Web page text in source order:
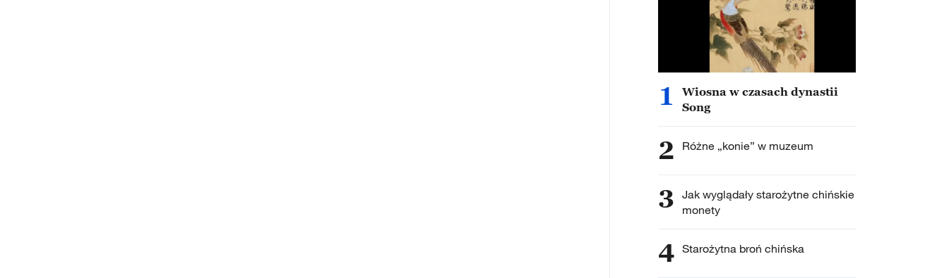
1
Wiosna w czasach dynastii
Song
2 Różne „konie” w muzeum
3 Jak wyglądały starożytne chińskie
monety
4 Starożytna broń chińska